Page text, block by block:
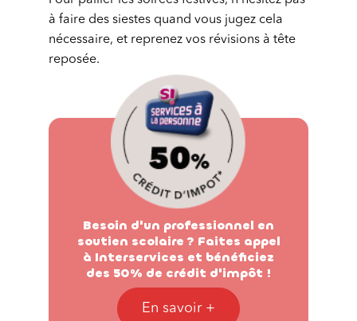
à faire des siestes quand vous jugez cela
nécessaire, et reprenez vos révisions à tête
reposée.
Besoin d'un professionnel en
soutien scolaire ? Faites appel
à Interservices et bénéficiez
des 50% de crédit d'impôt !
En savoir +